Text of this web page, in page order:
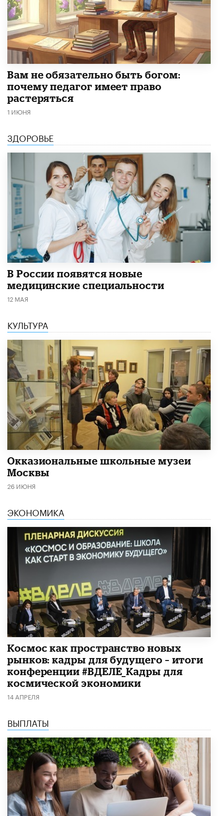
​Вам не обязательно быть богом:
почему педагог имеет право
растеряться
1 ИЮНЯ
ЗДОРОВЬЕ
В России появятся новые
медицинские специальности
12 МАЯ
КУЛЬТУРА
​Окказиональные школьные музеи
Москвы
26 ИЮНЯ
ЭКОНОМИКА
Космос как пространство новых
рынков: кадры для будущего – итоги
конференции #ВДЕЛЕ_Кадры для
космической экономики
14 АПРЕЛЯ
ВЫПЛАТЫ